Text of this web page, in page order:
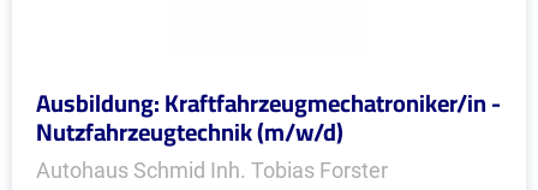
Ausbildung: Kraftfahrzeugmechatroniker/in -
Nutzfahrzeugtechnik (m/w/d)
Autohaus Schmid Inh. Tobias Forster